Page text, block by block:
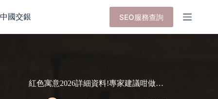
to
content
中國交銀 SEO服務查詢
紅色寓意2026詳細資料!專家建議咁做…